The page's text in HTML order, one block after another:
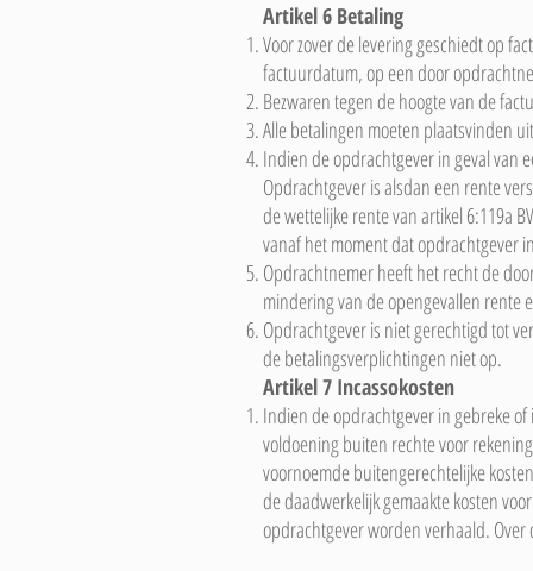
Artikel 6 Betaling
Voor zover de levering geschiedt op
factuurdatum, op een door
Bezwaren tegen de hoogte van de
Alle betalingen moeten plaatsvinden
Indien de opdrachtgever in geval van
Opdrachtgever is alsdan een rente
de wettelijke rente van artikel 6:119a
vanaf het moment dat opdrachtgever
Opdrachtnemer heeft het recht de
mindering van de opengevallen rente
Opdrachtgever is niet gerechtigd tot
de betalingsverplichtingen niet op.
Artikel 7 Incassokosten
Indien de opdrachtgever in gebreke
voldoening buiten rechte voor
voornoemde buitengerechtelijke
de daadwerkelijk gemaakte kosten
opdrachtgever worden verhaald.